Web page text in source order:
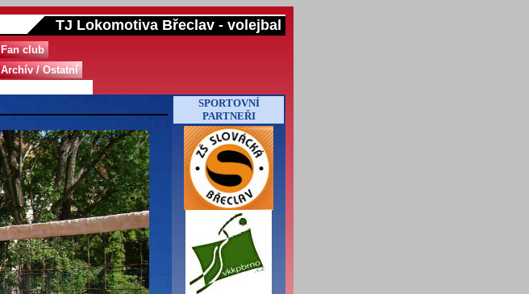
TJ Lokomotiva Břeclav - volejbal
Fan club
Archív / Ostatní
SPORTOVNÍ
PARTNEŘI